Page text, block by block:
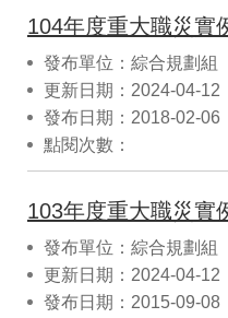
104年度重大職災實
發布單位：綜合規劃組
更新日期：2024-04-12
發布日期：2018-02-06
點閱次數：
103年度重大職災實
發布單位：綜合規劃組
更新日期：2024-04-12
發布日期：2015-09-08